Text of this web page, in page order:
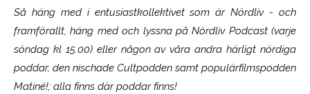
Så häng med i entusiastkollektivet som ärNördliv- och
framförallt, häng med och lyssna på Nördliv Podcast (varje
söndag kl 15.00) eller någon av våra andra härligt nördiga
poddar, den nischade Cultpodden samt populärfilmspodden
Matiné!; alla finns där poddar finns!